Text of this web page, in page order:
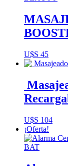
U$S 45
U$S 104
¡Oferta!